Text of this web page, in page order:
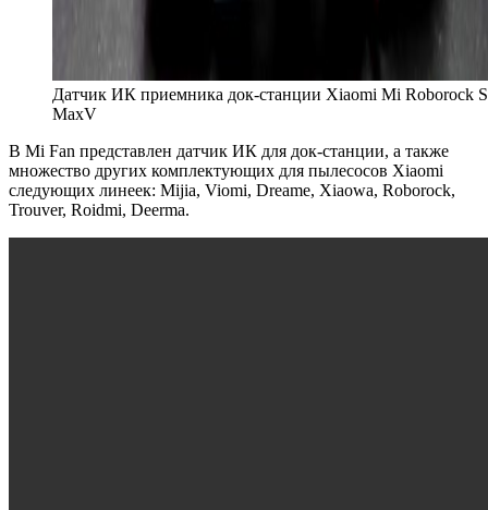
Датчик ИК приемника док-станции Xiaomi Mi Roborock
MaxV
В Mi Fan представлен датчик ИК для док-станции, а также
множество других комплектующих для пылесосов Xiaomi
следующих линеек: Mijia, Viomi, Dreame, Xiaowa, Roborock,
Trouver, Roidmi, Deerma.